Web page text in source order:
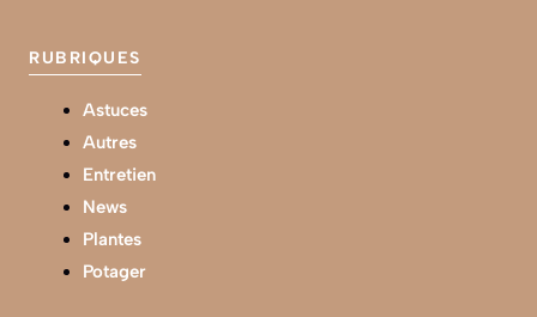
RUBRIQUES
Astuces
Autres
Entretien
News
Plantes
Potager